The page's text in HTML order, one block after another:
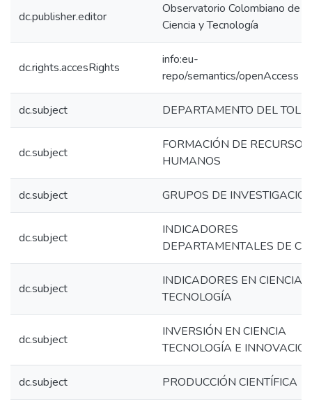
dc.publisher.editor
Observatorio Colombiano de
Ciencia y Tecnología
dc.rights.accesRights
info:eu-
repo/semantics/openAccess
dc.subject DEPARTAMENTO DEL
dc.subject
FORMACIÓN DE RECURSOS
HUMANOS
dc.subject GRUPOS DE
dc.subject
INDICADORES
DEPARTAMENTALES DE
dc.subject
INDICADORES EN CIENCIA Y
TECNOLOGÍA
dc.subject
INVERSIÓN EN CIENCIA
TECNOLOGÍA E
dc.subject PRODUCCIÓN CIENTÍFICA